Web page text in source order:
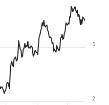
2
3